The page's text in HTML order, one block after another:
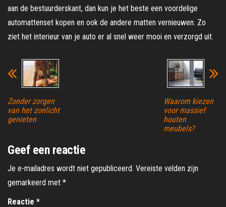
aan de bestuurderskant, dan kun je het beste een voordelige
automattenset kopen en ook de andere matten vernieuwen. Zo
ziet het interieur van je auto er al snel weer mooi en verzorgd uit.
Zonder zorgen
van het zonlicht
genieten
Waarom kiezen
voor massief
houten
meubels?
Geef een reactie
Je e-mailadres wordt niet gepubliceerd. Vereiste velden zijn
gemarkeerd met *
Reactie *